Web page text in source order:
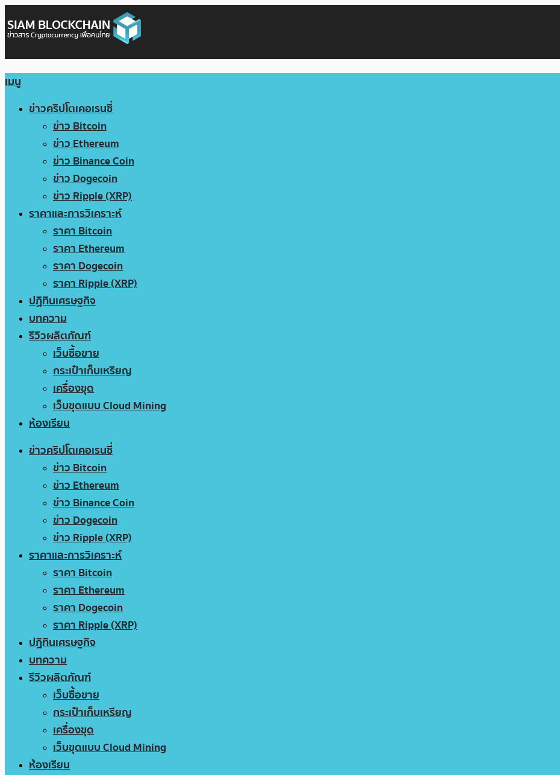
เมนู
ข่าวคริปโตเคอเรนซี่
ข่าว Bitcoin
ข่าว Ethereum
ข่าว Binance Coin
ข่าว Dogecoin
ข่าว Ripple (XRP)
ราคาและการวิเคราะห์
ราคา Bitcoin
ราคา Ethereum
ราคา Dogecoin
ราคา Ripple (XRP)
ปฏิทินเศรษฐกิจ
บทความ
รีวิวผลิตภัณฑ์
เว็บซื้อขาย
กระเป๋าเก็บเหรียญ
เครื่องขุด
เว็บขุดแบบ Cloud Mining
ห้องเรียน
ข่าวคริปโตเคอเรนซี่
ข่าว Bitcoin
ข่าว Ethereum
ข่าว Binance Coin
ข่าว Dogecoin
ข่าว Ripple (XRP)
ราคาและการวิเคราะห์
ราคา Bitcoin
ราคา Ethereum
ราคา Dogecoin
ราคา Ripple (XRP)
ปฏิทินเศรษฐกิจ
บทความ
รีวิวผลิตภัณฑ์
เว็บซื้อขาย
กระเป๋าเก็บเหรียญ
เครื่องขุด
เว็บขุดแบบ Cloud Mining
ห้องเรียน